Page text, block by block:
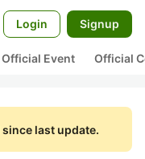
Login Signup
Official Event Official
last update.